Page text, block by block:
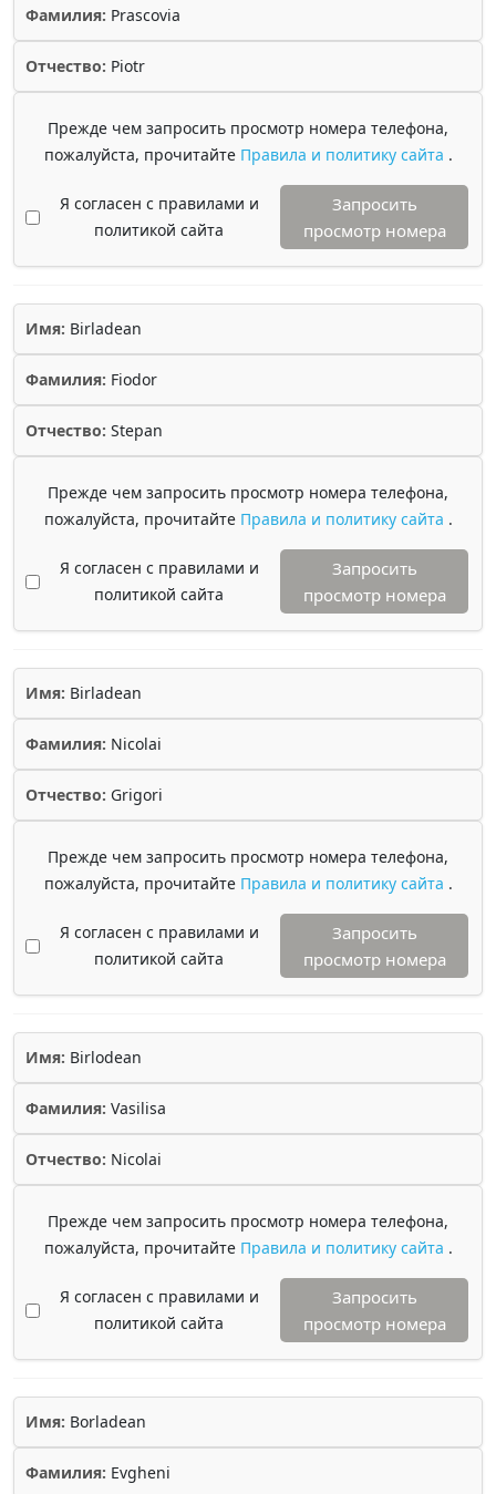
Фамилия: Prascovia
Отчество: Piotr
Прежде чем запросить просмотр номера телефона,
пожалуйста, прочитайте Правила и политику сайта .
Я согласен с правилами и
политикой сайта
Запросить
просмотр номера
Имя: Birladean
Фамилия: Fiodor
Отчество: Stepan
Прежде чем запросить просмотр номера телефона,
пожалуйста, прочитайте Правила и политику сайта .
Я согласен с правилами и
политикой сайта
Запросить
просмотр номера
Имя: Birladean
Фамилия: Nicolai
Отчество: Grigori
Прежде чем запросить просмотр номера телефона,
пожалуйста, прочитайте Правила и политику сайта .
Я согласен с правилами и
политикой сайта
Запросить
просмотр номера
Имя: Birlodean
Фамилия: Vasilisa
Отчество: Nicolai
Прежде чем запросить просмотр номера телефона,
пожалуйста, прочитайте Правила и политику сайта .
Я согласен с правилами и
политикой сайта
Запросить
просмотр номера
Имя: Borladean
Фамилия: Evgheni